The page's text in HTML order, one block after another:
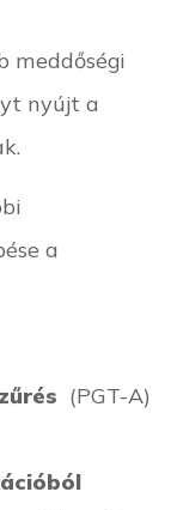
meddőségi
nyújt a
a
(PGT-A)